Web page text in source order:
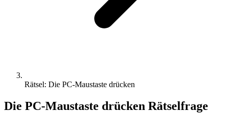
Rätsel: Die PC-Maustaste drücken
Die PC-Maustaste drücken Rätselfrage